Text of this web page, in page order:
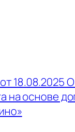
18.08.2025
на основе